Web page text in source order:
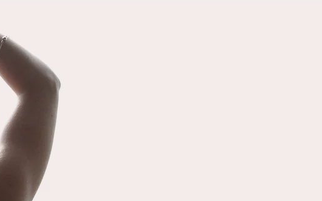
arrivent ont tendance à perturber
notre santé mentale, c’est à dire à
nous faire basculer dans l’insanité (à
différent degré) où notre coeur est
atteint. Il s’agit d